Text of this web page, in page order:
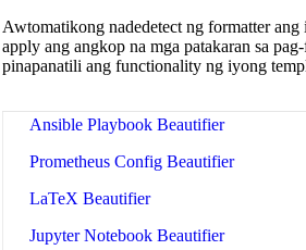
Dockerfile Beautifier
Ansible Playbook Beautifier
Prometheus Config Beautifier
LaTeX Beautifier
Jupyter Notebook Beautifier
Awtomatikong nadedetect ng formatter
apply ang angkop na mga patakaran sa
pinapanatili ang functionality ng iyong